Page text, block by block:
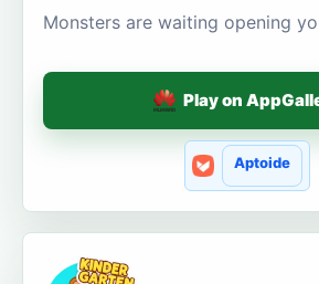
Monsters are waiting opening
Play on
Aptoide